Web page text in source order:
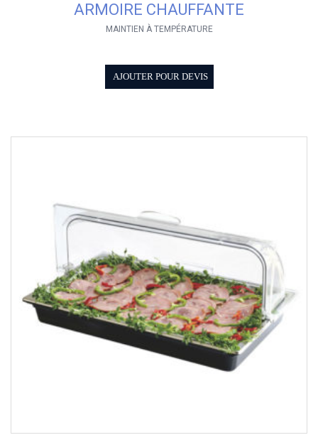
ARMOIRE CHAUFFANTE
MAINTIEN À TEMPÉRATURE
AJOUTER POUR DEVIS